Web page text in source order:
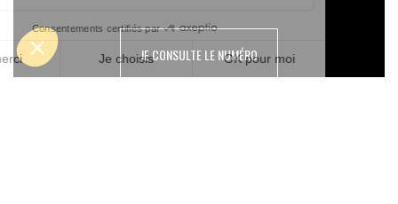
JE CONSULTE LE NUMÉRO